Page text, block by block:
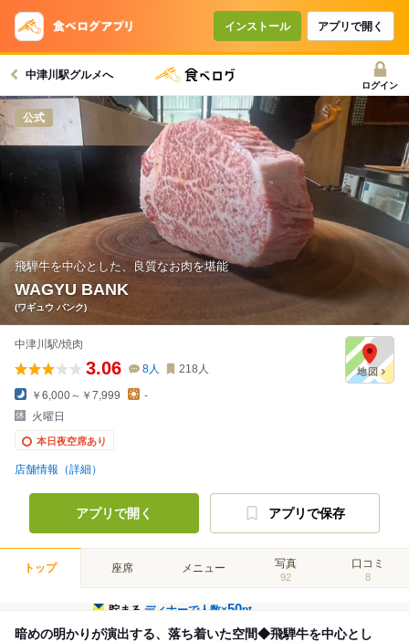
インストール アプリで開く
中津川駅グルメへ
ログイン
公式
飛騨牛を中心とした、良質なお肉を堪能
WAGYU BANK
(ワギュウ バンク)
中津川駅/焼肉
3.06 8人 218 人
￥6,000～￥7,999
-
火曜日
本日夜空席あり
店舗情報（詳細）
アプリで開く アプリで保存
トップ 座席 メニュー 写真
92
口コミ
8
貯まるディナーで人数×50pt
暗めの明かりが演出する、落ち着いた空間◆飛騨牛を中心とし